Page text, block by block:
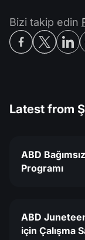
Bizi takip edin
Latest from
ABD
Programı
ABD
için Çalışma